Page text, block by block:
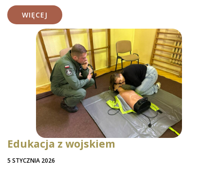
WIĘCEJ
Edukacja z wojskiem
5 STYCZNIA 2026